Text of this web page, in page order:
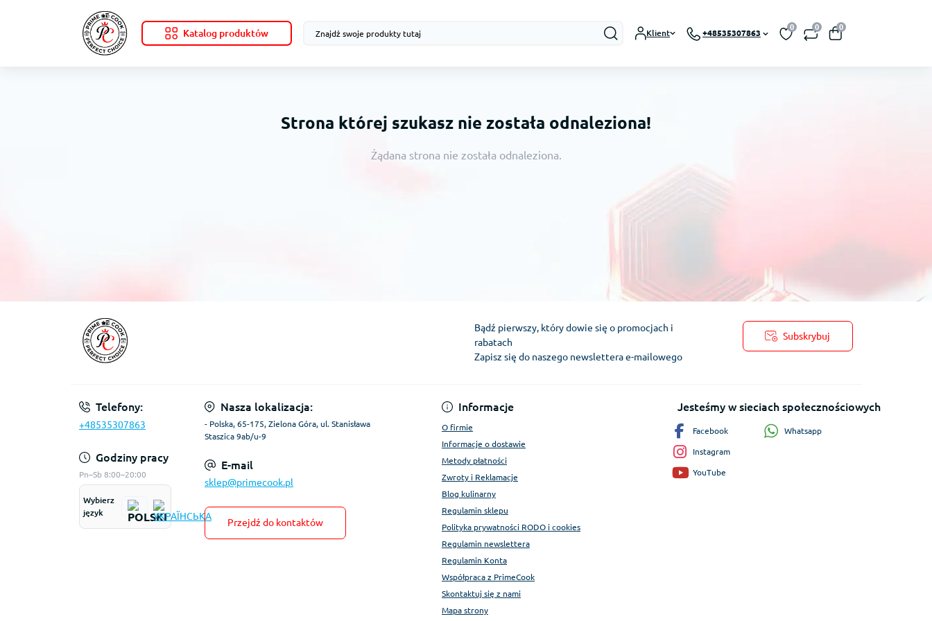
Katalog produktów Klient +48535307863
0 0 0
Strona której szukasz nie została odnaleziona!
Żądana strona nie została odnaleziona.
Bądź pierwszy, który dowie się o promocjach i
rabatach
Zapisz się do naszego newslettera e-mailowego
Subskrybuj
Regulamin Konta
Telefony:
+48535307863
Godziny pracy
Pn–Sb 8:00–20:00
Wybierz
język
Nasza lokalizacja:
- Polska, 65-175, Zielona Góra, ul. Stanisława
Staszica 9ab/u-9
E-mail
sklep@primecook.pl
Przejdź do kontaktów
Informacje
O firmie
Informacje o dostawie
Metody płatności
Zwroty i Reklamacje
Blog kulinarny
Regulamin sklepu
Polityka prywatności RODO i cookies
Regulamin newslettera
Regulamin Konta
Współpraca z PrimeCook
Skontaktuj się z nami
Mapa strony
Jesteśmy w sieciach społecznościowych
Facebook
Instagram
YouTube
Whatsapp